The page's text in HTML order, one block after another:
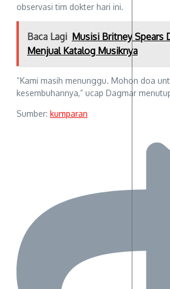
observasi tim dokter hari ini.
Baca Lagi Musisi Britney Spears
Menjual Katalog Musiknya
“Kami masih menunggu. Mohon doa
kesembuhannya,” ucap Dagmar
Sumber: kumparan